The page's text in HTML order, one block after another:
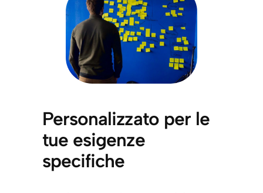
Personalizzato per le
tue esigenze
specifiche